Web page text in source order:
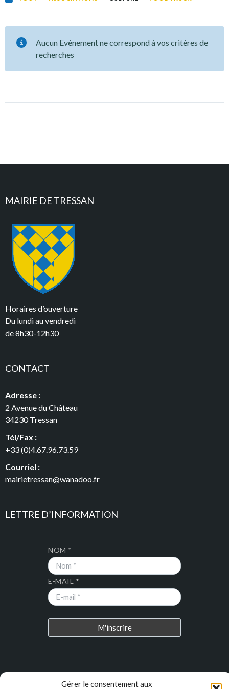
Gérer le consentement aux
Aucun Evénement ne correspond à vos critères de
recherches
MAIRIE DE TRESSAN
Horaires d’ouverture
Du lundi au vendredi
de 8h30-12h30
CONTACT
Adresse :
2 Avenue du Château
34230 Tressan
Tél/Fax :
+33 (0)4.67.96.73.59
Courriel :
mairietressan@wanadoo.fr
LETTRE D’INFORMATION
NOM *
E-MAIL *
DERNIERS ARTICLES